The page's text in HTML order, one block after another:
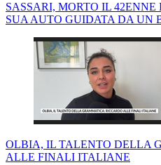
SASSARI, MORTO IL
SUA AUTO GUIDATA DA UN
OLBIA, IL TALENTO DELLA
ALLE FINALI ITALIANE